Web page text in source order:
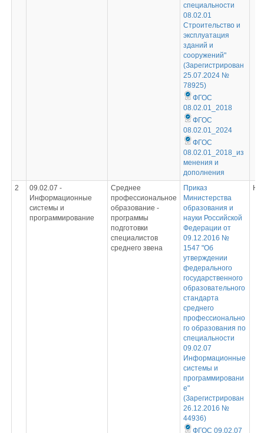
специальности
08.02.01
Строительство и
эксплуатация
зданий и
сооружений"
(Зарегистрирован
25.07.2024 №
78925)
ФГОС
08.02.01_2018
ФГОС
08.02.01_2024
ФГОС
08.02.01_2018_из
менения и
дополнения
2
09.02.07 -
Информационные
системы и
программирование
Среднее
профессиональное
образование -
программы
подготовки
специалистов
среднего звена
Приказ
Министерства
образования и
науки Российской
Федерации от
09.12.2016 №
1547 "Об
утверждении
федерального
государственного
образовательного
стандарта
среднего
профессионально
го образования по
специальности
09.02.07
Информационные
системы и
программировани
е"
(Зарегистрирован
26.12.2016 №
44936)
ФГОС 09.02.07
Не